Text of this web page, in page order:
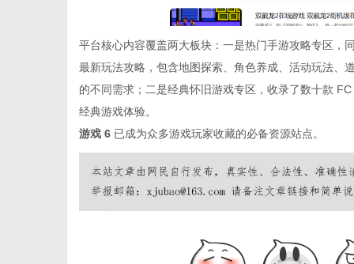
平台核心内容覆盖两大板块：一是热门手游攻略专区，
最新玩法攻略，包含地图探索、角色养成、活动玩法、
的不同需求；二是经典怀旧游戏专区，收录了数十款
经典游戏体验。
游戏 6 已成为众多游戏玩家收藏的必备资源站点。